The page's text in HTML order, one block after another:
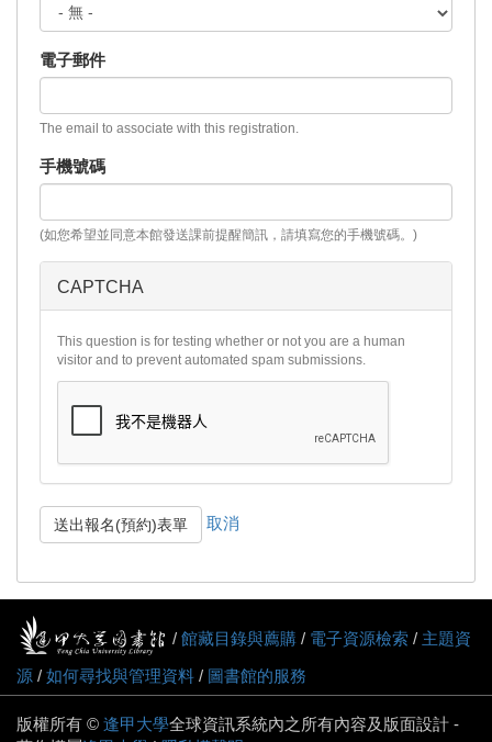
電子郵件
The email to associate with this registration.
手機號碼
(如您希望並同意本館發送課前提醒簡訊，請填寫您的手機號碼。)
CAPTCHA
This question is for testing whether or not you are a human
visitor and to prevent automated spam submissions.
送出報名(預約)表單 取消
/ 館藏目錄與薦購 / 電子資源檢索 / 主題資
源 / 如何尋找與管理資料 / 圖書館的服務
版權所有 © 逢甲大學全球資訊系統內之所有內容及版面設計 -